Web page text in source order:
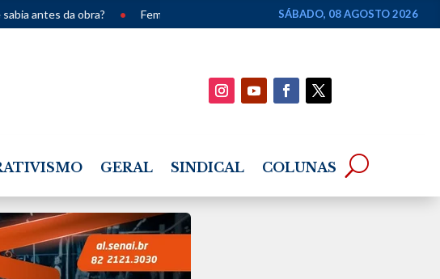
da obra? • Feminicídios caem 33% em Alagoas e chegam ao menor número
SÁBADO, 08 AGOSTO 2026
GERAL SINDICAL COLUNAS